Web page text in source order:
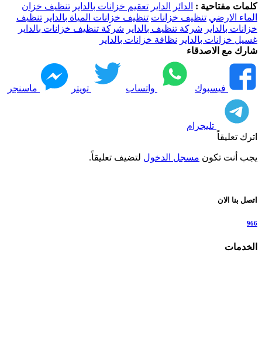
كلمات مفتاحية : الدائر الداير تعقيم خزانات بالداير تنظيف خزان
الماء الارضي تنظيف خزانات تنظيف خزانات المياة بالداير تنظيف
خزانات بالداير شركة تنظيف بالداير شركة تنظيف خزانات بالداير
غسيل خزانات بالداير نظافة خزانات بالداير
شارك مع الاصدقاء
فيسبوك واتساب تويتر ماسنجر
تليجرام
اترك تعليقاً
يجب أنت تكون مسجل الدخول لتضيف تعليقاً.
اتصل بنا الان
966
الخدمات